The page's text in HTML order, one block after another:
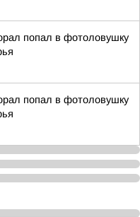
попал в фотоловушку
попал в фотоловушку